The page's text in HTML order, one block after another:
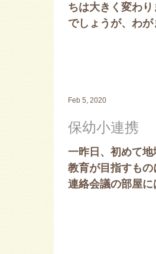
ちは大きく変わ
でしょうが、わ
保幼小連携
一昨日、初めて地
教育が目指すもの
連絡会議の部屋に
Feb 5, 2020